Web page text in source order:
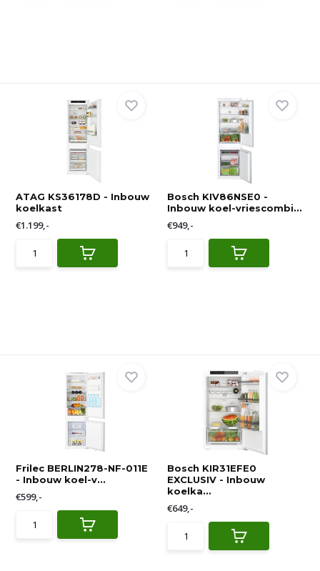
ATAG KS36178D - Inbouw
koelkast
€1.199,-
Bosch KIV86NSE0 -
Inbouw koel-vriescombi...
€949,-
Frilec BERLIN278-NF-011E
- Inbouw koel-v...
€599,-
Bosch KIR31EFE0
EXCLUSIV - Inbouw
koelka...
€649,-